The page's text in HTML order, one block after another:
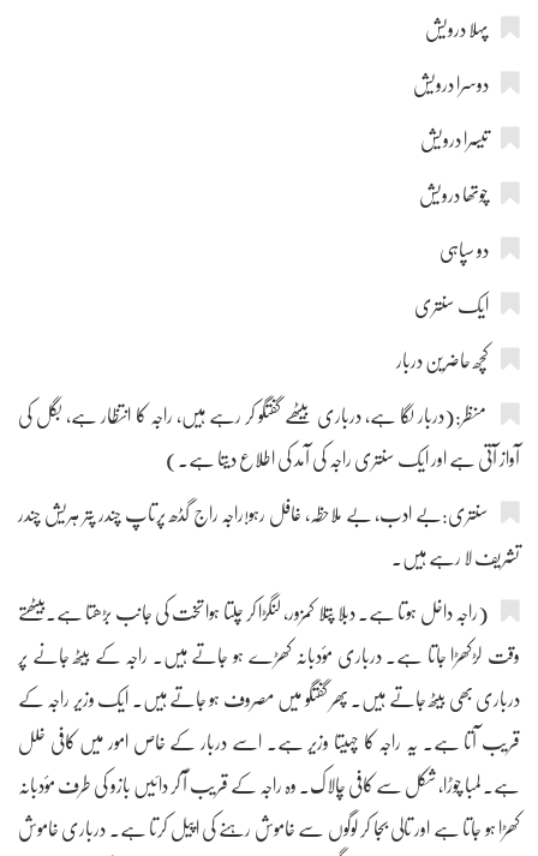
پہلا درویش
دوسرا درویش
تیسرا درویش
چوتھا درویش
دو سپاہی
ایک سنتری
کچھ حاضرین دربار
منظر:(دربار لگا ہے، درباری بیٹھے گفتگو کر رہے ہیں، راجہ کا انتظار ہے، بگل کی
آواز آتی ہے اور ایک سنتری راجہ کی آمد کی اطلاع دیتا ہے۔)
سنتری:بے ادب، بے ملاحظہ، غافل رہو!راجہ راج گڈھ پرتاپ چندر پتر ہریش چندر
تشریف لا رہے ہیں۔
(راجہ داخل ہوتا ہے۔ دبلا پتلا کمزور، لنگڑا کر چلتا ہوا تخت کی جانب بڑھتا ہے۔بیٹھتے
وقت لڑکھڑا جاتا ہے۔ درباری مؤدبانہ کھڑے ہو جاتے ہیں۔ راجہ کے بیٹھ جانے پر
درباری بھی بیٹھ جاتے ہیں۔ پھر گفتگو میں مصروف ہو جاتے ہیں۔ ایک وزیر راجہ کے
قریب آتا ہے۔ یہ راجہ کا چہیتا وزیر ہے۔ اسے دربار کے خاص امور میں کافی خلل
ہے۔ لمبا چوڑا، شکل سے کافی چالاک۔ وہ راجہ کے قریب آ کر دائیں بازو کی طرف مؤدبانہ
کھڑا ہو جاتا ہے اور تالی بجا کر لوگوں سے خاموش رہنے کی اپیل کرتا ہے۔ درباری خاموش